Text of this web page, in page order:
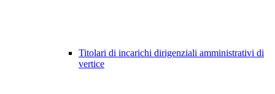
Titolari di incarichi dirigenziali amministrativi di
vertice